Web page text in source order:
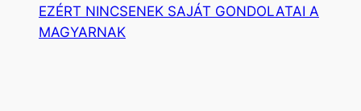
EZÉRT NINCSENEK SAJÁT GONDOLATAI A
MAGYARNAK